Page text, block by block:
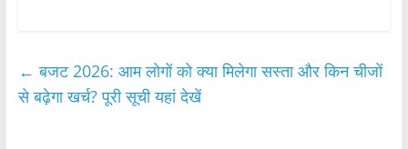
e
b
er s
A
e
← बजट 2026: आम लोगों को क्या मिलेगा सस्ता और किन चीजों
से बढ़ेगा खर्च? पूरी सूची यहां देखें